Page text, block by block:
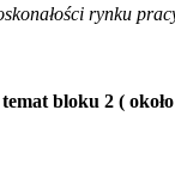
rynku
bloku 2 (